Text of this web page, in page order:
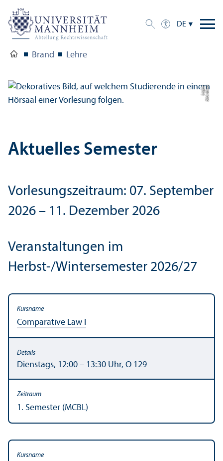
DE
Brand Lehre
Bil
d:
A
n
n
a
L
o
g
u
e
Aktuelles Semester
Vorlesungs­zeitraum: 07. September
2026 – 11. Dezember 2026
Veranstaltungen im
Herbst-/Wintersemester 2026/27
Comparative Law I
Dienstags, 12:00 – 13:30 Uhr, O 129
1. Semester (MCBL)